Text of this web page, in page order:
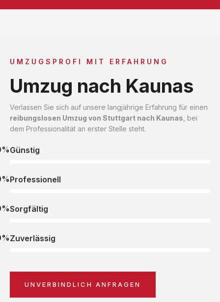
UMZUGSPROFI MIT ERFAHRUNG
Umzug nach Kaunas
Verlassen Sie sich auf unsere langjährige Erfahrung für einen
reibungslosen Umzug von Stuttgart nach Kaunas , bei
dem Professionalität an erster Stelle steht.
Günstig
Professionell
Sorgfältig
Zuverlässig
UNVERBINDLICH ANFRAGEN